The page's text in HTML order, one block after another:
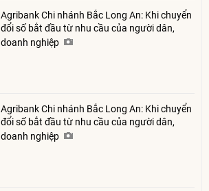
Agribank Chi nhánh Bắc Long An: Khi chuyển
đổi số bắt đầu từ nhu cầu của người dân,
doanh nghiệp
Agribank Chi nhánh Bắc Long An: Khi chuyển
đổi số bắt đầu từ nhu cầu của người dân,
doanh nghiệp